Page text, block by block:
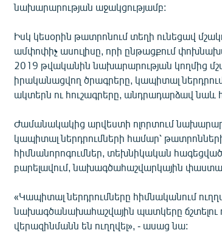
նախարարության աջակցությամբ:
Իսկ կեսօրին թատրոնում տեղի ունեցավ
ամփոփիչ ասուլիսը, որի ընթացքում
2019 թվականին նախարարության կողմից
իրականացվող ծրագրերը, կապիտալ
ակտերն ու հուշագրերը, անդրադարձավ նաև
Ժամանակակից արվեստի ոլորտում
կապիտալ ներդրումների համար՝
հիմնանորոգումներ, տեխնիկական
բարելավում, նախագծահաշվարկային
«Կապիտալ ներդրումները հիմնականում
նախագծանախահաշվային պատկերը ճշտելու
վերազինմանն են ուղղվել», - ասաց նա: